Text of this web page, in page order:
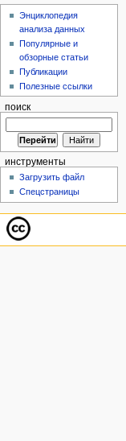
Энциклопедия
анализа данных
Популярные и
обзорные статьи
Публикации
Полезные ссылки
поиск
инструменты
Загрузить файл
Спецстраницы